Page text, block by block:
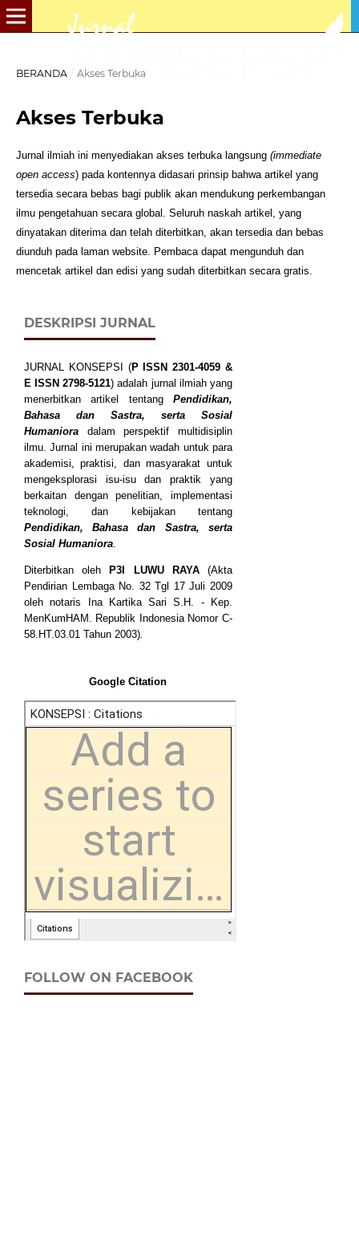
BERANDA / Akses Terbuka
Akses Terbuka
Jurnal ilmiah ini menyediakan akses terbuka langsung (immediate
open access) pada kontennya didasari prinsip bahwa artikel yang
tersedia secara bebas bagi publik akan mendukung perkembangan
ilmu pengetahuan secara global. Seluruh naskah artikel, yang
dinyatakan diterima dan telah diterbitkan, akan tersedia dan bebas
diunduh pada laman website. Pembaca dapat mengunduh dan
mencetak artikel dan edisi yang sudah diterbitkan secara gratis.
DESKRIPSI JURNAL
JURNAL KONSEPSI (P ISSN2301-4059 &
E ISSN2798-5121) adalah jurnal ilmiah yang
menerbitkan artikel tentang Pendidikan,
Bahasa dan Sastra, serta Sosial
Humaniora dalam perspektif multidisiplin
ilmu. Jurnal ini merupakan wadah untuk para
akademisi, praktisi, dan masyarakat untuk
mengeksplorasi isu-isu dan praktik yang
berkaitan dengan penelitian, implementasi
teknologi, dan kebijakan tentang
Pendidikan, Bahasa dan Sastra, serta
Sosial Humaniora
Diterbitkan oleh P3I LUWU RAYA(Akta
Pendirian Lembaga No. 32 Tgl 17 Juli 2009
oleh notaris Ina Kartika Sari S.H. - Kep.
MenKumHAM. Republik Indonesia Nomor C-
58.HT.03.01 Tahun 2003)
Google Citation
FOLLOW ON FACEBOOK